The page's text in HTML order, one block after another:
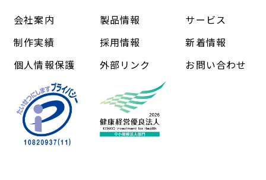
会社案内 製品情報
サービス
制作実績
採用情報
新着情報
個人情報保護
外部リンク お問い合わせ